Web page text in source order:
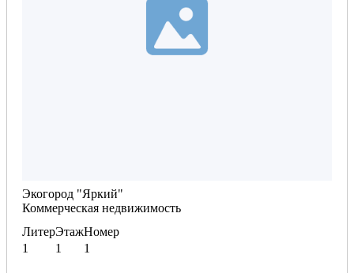
Экогород "Яркий"
Коммерческая недвижимость
Литер
1
Этаж
1
Номер
1